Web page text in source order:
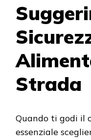
Strada
Quando ti godi il
essenziale